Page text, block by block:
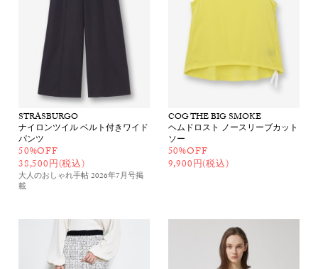
STRASBURGO
ナイロンツイル ベルト付きワイド
パンツ
50%OFF
38,500円(税込)
大人のおしゃれ手帖 2026年7月号掲
載
COG THE BIG SMOKE
ヘムドロスト ノースリーブカット
ソー
50%OFF
9,900円(税込)